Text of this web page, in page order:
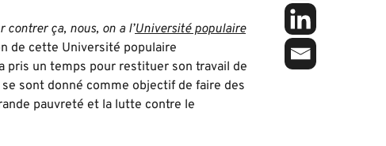
ça, nous, on a l’Université populaire
de cette Université populaire
pris un temps pour restituer son travail de
se sont donné comme objectif de faire des
pauvreté et la lutte contre le